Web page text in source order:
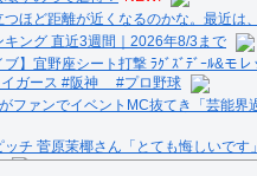
ほど距離が近くなるのかな。最近は
ング 直近3週間｜2026年8/3まで
ブ】宜野座シート打撃 ﾗｸﾞｽﾞﾃﾞｰﾙ&モ
イガース #阪神 #プロ野球
ファンでイベントMC抜てき「芸能
ッチ 菅原茉椰さん「とても悔しいで